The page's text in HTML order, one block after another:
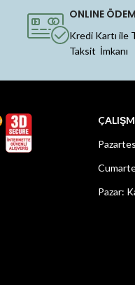
ONLINE
Kredi Kartı ile
Taksit İmkanı
Pazar: